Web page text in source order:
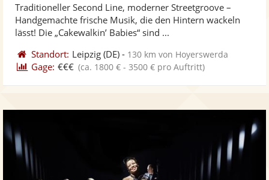
Traditioneller Second Line, moderner Streetgroove –
Handgemachte frische Musik, die den Hintern wackeln
lässt! Die „Cakewalkin’ Babies“ sind ...
Standort: Leipzig (DE) - 130 km von Hoyerswerda
Gage: €€€ (ca. 1800 € - 3500 € pro Auftritt)